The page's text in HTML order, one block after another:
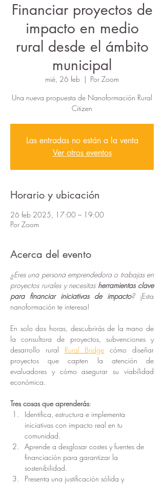
Financiar proyectos de
impacto en medio
rural desde el ámbito
municipal
mié, 26 feb
  |
Por Zoom
Una nueva propuesta de Nanoformación Rural
Citizen
Las entradas no están a la venta
Ver otros eventos
Horario y ubicación
26 feb 2025, 17:00 – 19:00
Por Zoom
Acerca del evento
¿Eres una persona emprendedora o trabajas en
proyectos rurales y necesitas herramientas clave
para financiar iniciativas de impacto? ¡Esta
nanoformación te interesa!
En solo dos horas, descubrirás de la mano de
la consultora de proyectos, subvenciones y
desarrollo rural Rural Bridge cómo diseñar
proyectos que capten la atención de
evaluadores y cómo asegurar su viabilidad
económica.
Tres cosas que aprenderás:
Identifica, estructura e implementa
iniciativas con impacto real en tu
comunidad.
Aprende a desglosar costes y fuentes de
financiación para garantizar la
sostenibilidad.
Presenta una justificación sólida y